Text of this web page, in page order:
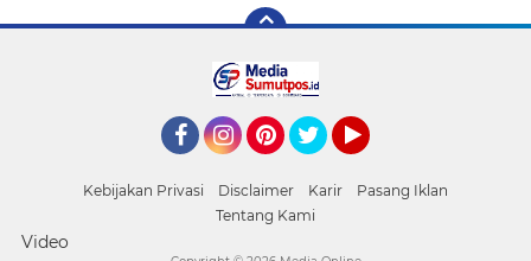
Kebijakan Privasi Disclaimer Karir
Pasang Iklan
Tentang Kami
Video